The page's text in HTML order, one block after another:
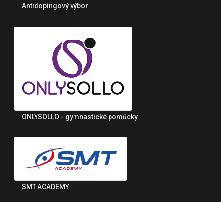
Antidopingový výbor
ONLYSOLLO - gymnastické pomůcky
SMT ACADEMY